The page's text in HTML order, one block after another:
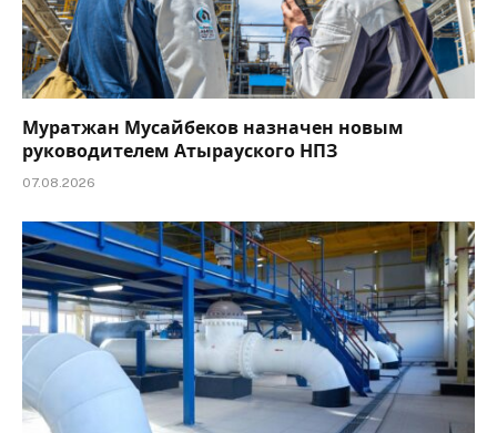
Муратжан Мусайбеков назначен новым
руководителем Атырауского НПЗ
07.08.2026